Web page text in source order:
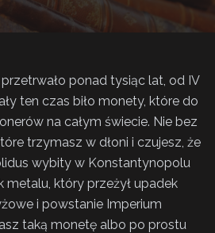
ponad tysiąc lat, od IV
ten czas biło monety, które do
na całym świecie. Nie bez
trzymasz w dłoni i czujesz, że
wybity w Konstantynopolu
metalu, który przeżył upadek
i powstanie Imperium
taką monetę albo po prostu